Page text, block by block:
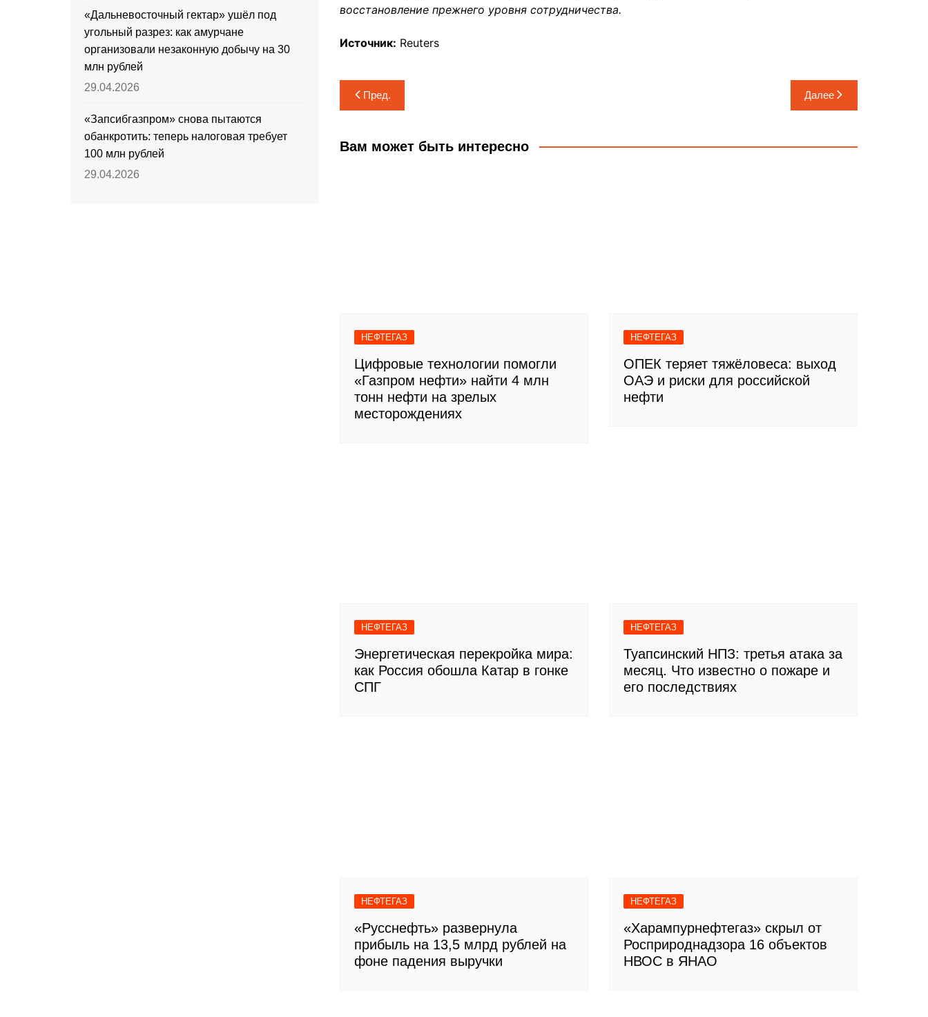
восстановление прежнего уровня сотрудничества.
Источник: Reuters
Навигация
по
записям
Пред. Далее
Вам может быть интересно
НЕФТЕГАЗ
Цифровые технологии помогли
«Газпром нефти» найти 4 млн
тонн нефти на зрелых
месторождениях
НЕФТЕГАЗ
ОПЕК теряет тяжёловеса: выход
ОАЭ и риски для российской
нефти
НЕФТЕГАЗ
Энергетическая перекройка мира:
как Россия обошла Катар в гонке
СПГ
НЕФТЕГАЗ
Туапсинский НПЗ: третья атака за
месяц. Что известно о пожаре и
его последствиях
НЕФТЕГАЗ
«Русснефть» развернула
прибыль на 13,5 млрд рублей на
фоне падения выручки
НЕФТЕГАЗ
«Харампурнефтегаз» скрыл от
Росприроднадзора 16 объектов
НВОС в ЯНАО
«Дальневосточный гектар» ушёл под
угольный разрез: как амурчане
организовали незаконную добычу на 30
млн рублей
29.04.2026
«Запсибгазпром» снова пытаются
обанкротить: теперь налоговая требует
100 млн рублей
29.04.2026